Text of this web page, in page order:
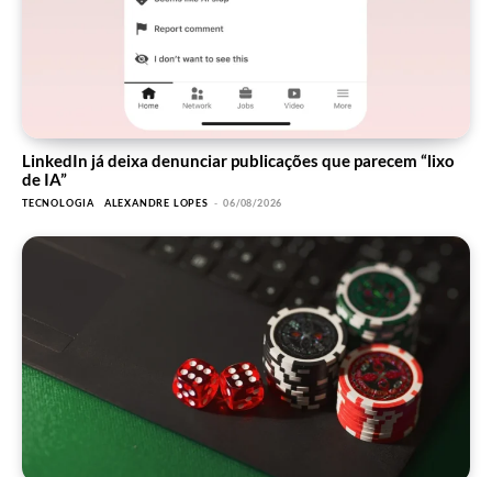
LinkedIn já deixa denunciar publicações que parecem “lixo
de IA”
TECNOLOGIA ALEXANDRE LOPES - 06/08/2026